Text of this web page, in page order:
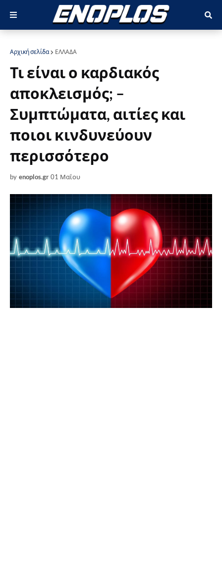
Αρχική σελίδα ΕΛΛΑΔΑ
Τι είναι ο καρδιακός
αποκλεισμός; –
Συμπτώματα, αιτίες και
ποιοι κινδυνεύουν
περισσότερο
by enoplos.gr 01 Μαΐου